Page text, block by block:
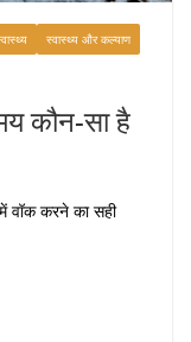
स्वास्थ्य और कल्याण
कौन-सा है
वॉक करने का सही